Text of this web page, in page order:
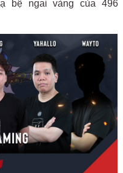
bệ ngai vàng của 496